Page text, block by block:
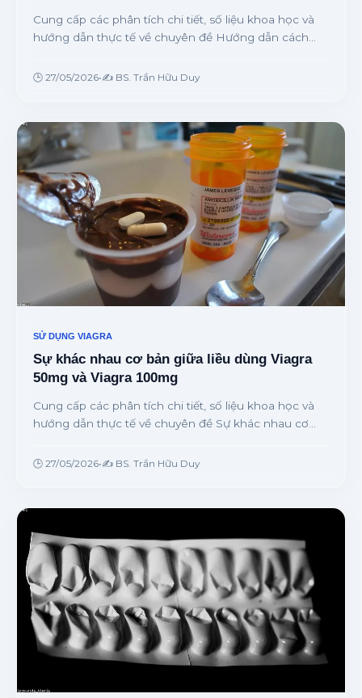
Cung cấp các phân tích chi tiết, số liệu khoa học và
hướng dẫn thực tế về chuyên đề Hướng dẫn cách
môn từ chuyên gia.
🕒 27/05/2026•✍️ BS. Trần Hữu Duy
SỬ DỤNG VIAGRA
Sự khác nhau cơ bản giữa liều dùng Viagra
50mg và Viagra 100mg
Cung cấp các phân tích chi tiết, số liệu khoa học và
hướng dẫn thực tế về chuyên đề Sự khác nhau cơ
chuyên gia.
🕒 27/05/2026•✍️ BS. Trần Hữu Duy